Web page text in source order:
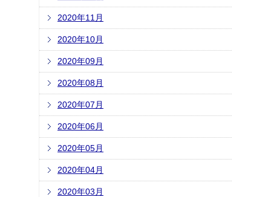
2020年11月
2020年10月
2020年09月
2020年08月
2020年07月
2020年06月
2020年05月
2020年04月
2020年03月